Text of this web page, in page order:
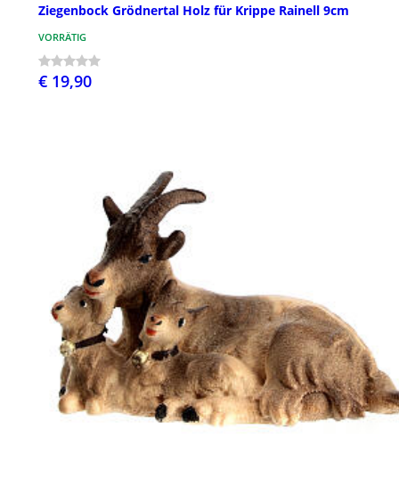
Ziegenbock Grödnertal Holz für Krippe Rainell 9cm
VORRÄTIG
€ 19,90